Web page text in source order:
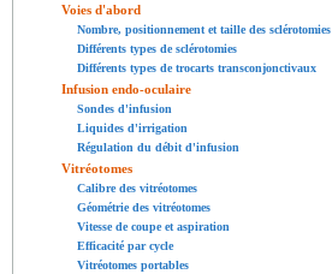
Voies d'abord
Nombre, positionnement et taille des sclérotomies
Différents types de sclérotomies
Différents types de trocarts transconjonctivaux
Infusion endo-oculaire
Sondes d'infusion
Liquides d'irrigation
Régulation du débit d'infusion
Vitréotomes
Calibre des vitréotomes
Géométrie des vitréotomes
Vitesse de coupe et aspiration
Efficacité par cycle
Vitréotomes portables